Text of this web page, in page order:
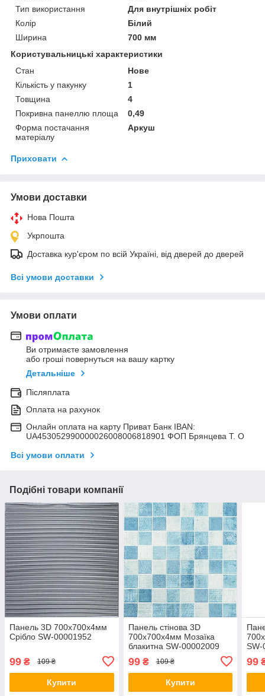
Тип використання
Для внутрішніх робіт
Колір
Білий
Ширина
700 мм
Користувальницькі характеристики
Стан
Нове
Кількість у пакунку
1
Товщина
4
Покривна панеллю площа
0,49
Форма постачання
матеріалу
Аркуш
Приховати
Умови доставки
Нова Пошта
Укрпошта
Доставка кур'єром по всій Україні, від дверей до дверей
Всі умови доставки
Умови оплати
Ви отримаєте замовлення
або гроші повернуться на вашу картку
Детальніше
Післяплата
Оплата на рахунок
Онлайн оплата на карту Приват Банк IBAN:
UA453052990000026008006818901 ФОП Брянцева Т. О
Всі умови оплати
Подібні товари компанії
Панель 3D 700х700х4мм
Срібло SW-00001952
99 ₴ 109 ₴
Купити
Панель стінова 3D
700х700х4мм Мозаїка
блакитна SW-00002009
99₴ 109 ₴
Купити
SW-
99